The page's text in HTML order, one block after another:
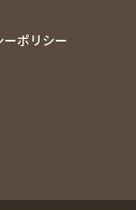
ーポリシー